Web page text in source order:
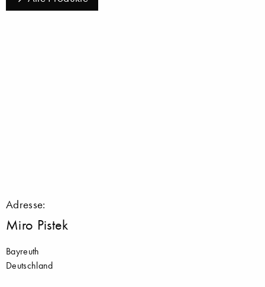
Adresse:
Miro Pistek
Bayreuth
Deutschland